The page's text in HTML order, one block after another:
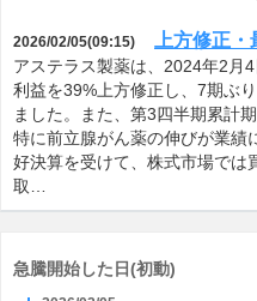
2026/02/05(09:15) 上方修正
アステラス製薬は、2024年2月
利益を39%上方修正し、7期ぶ
ました。また、第3四半期累計
特に前立腺がん薬の伸びが業績
好決算を受けて、株式市場では
取…
急騰開始した日(初動)